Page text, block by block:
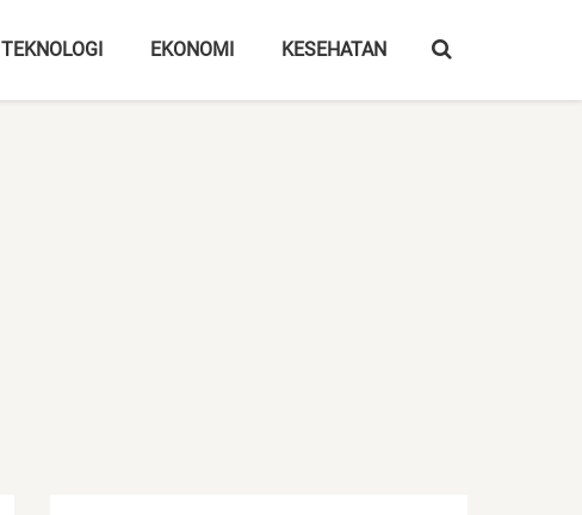
TEKNOLOGI EKONOMI KESEHATAN